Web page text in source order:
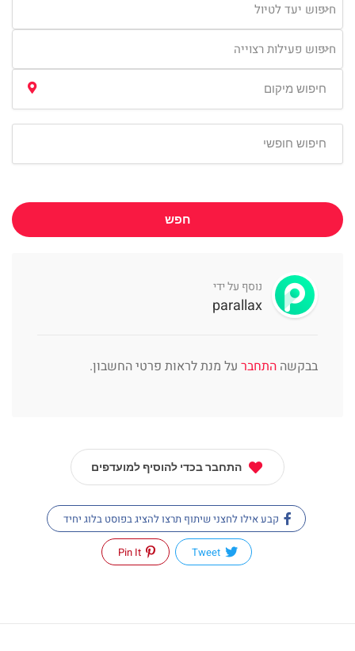
חיפוש יעד לטיול
חיפוש פעילות רצוייה
חפש
נוסף על ידי
parallax
בבקשה התחבר על מנת לראות פרטי החשבון.
התחבר בכדי להוסיף למועדפים
קבע אילו לחצני שיתוף תרצו להציג בפוסט בלוג יחיד
Tweet
Pin It